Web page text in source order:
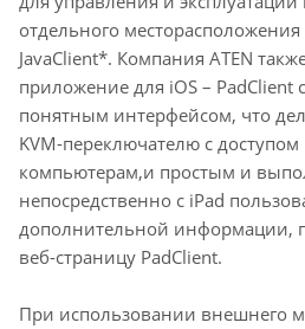
отдельного
JavaClient*. Компания ATEN
приложение для iOS – PadClient
понятным интерфейсом, что
KVM-переключателю с
компьютерам,и простым и
непосредственно с iPad
дополнительной информации,
веб-страницу PadClient.
При использовании внешнего